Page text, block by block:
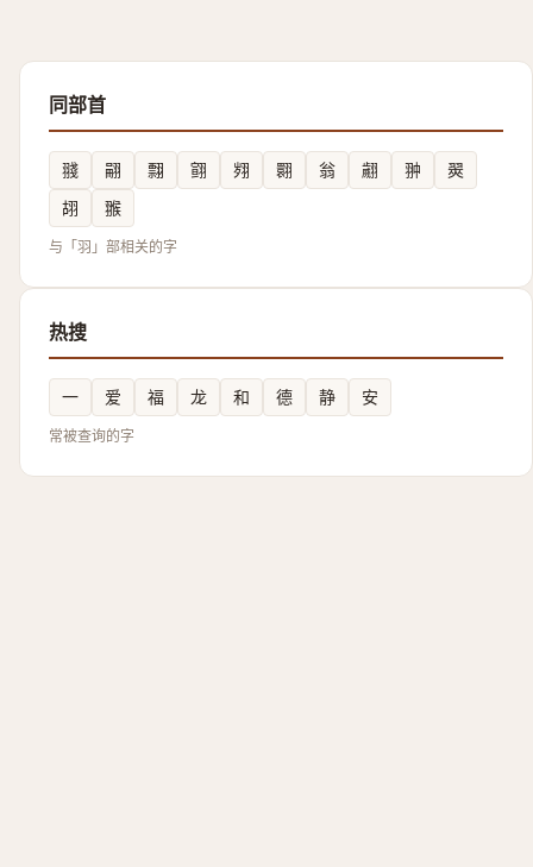
同部首
䎒 翤 翲 翧 翙 翾 翁 翽 翀
翜
䎁
翭
与「羽」部相关的字
热搜
一 爱 福 龙 和 德 静 安
常被查询的字